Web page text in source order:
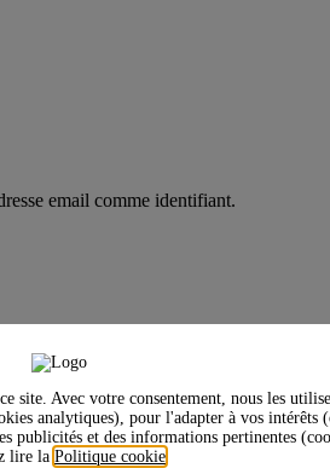
site. Avec votre consentement, nous les
analytiques), pour l'adapter à vos intérêts
publicités et des informations pertinentes
lire la Politique cookie
email comme identifiant.